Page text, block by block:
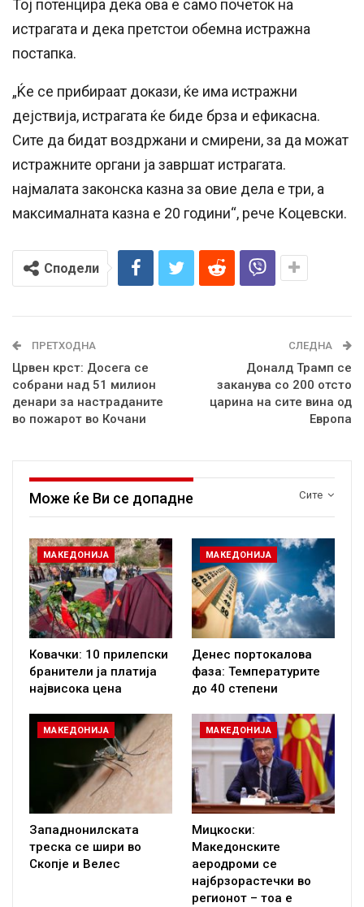
Тој потенцира дека ова е само почеток на
истрагата и дека претстои обемна истражна
постапка.
„Ќе се прибираат докази, ќе има истражни
дејствија, истрагата ќе биде брза и ефикасна.
Сите да бидат воздржани и смирени, за да можат
истражните органи ја завршат истрагата.
најмалата законска казна за овие дела е три, а
максималната казна е 20 години“, рече Коцевски.
Сподели
ПРЕТХОДНА
Црвен крст: Досега се
собрани над 51 милион
денари за настраданите
во пожарот во Кочани
СЛЕДНА
Доналд Трамп се
заканува со 200 отсто
царина на сите вина од
Европа
Сите
Може ќе Ви се допадне
МАКЕДОНИЈА
Ковачки: 10 прилепски
бранители ја платија
највисока цена
МАКЕДОНИЈА
Денес портокалова
фаза: Температурите
до 40 степени
МАКЕДОНИЈА
Западнонилската
треска се шири во
Скопје и Велес
МАКЕДОНИЈА
Мицкоски:
Македонските
аеродроми се
најбрзорастечки во
регионот – тоа е